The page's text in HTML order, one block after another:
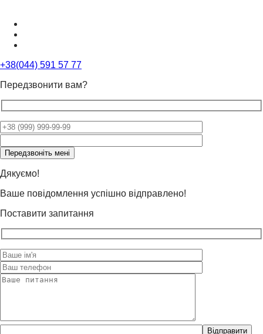
+38(044) 591 57 77
Передзвонити вам?
leave
this
field
empty.
Дякуємо!
Ваше повідомлення успішно відправлено!
Поставити запитання